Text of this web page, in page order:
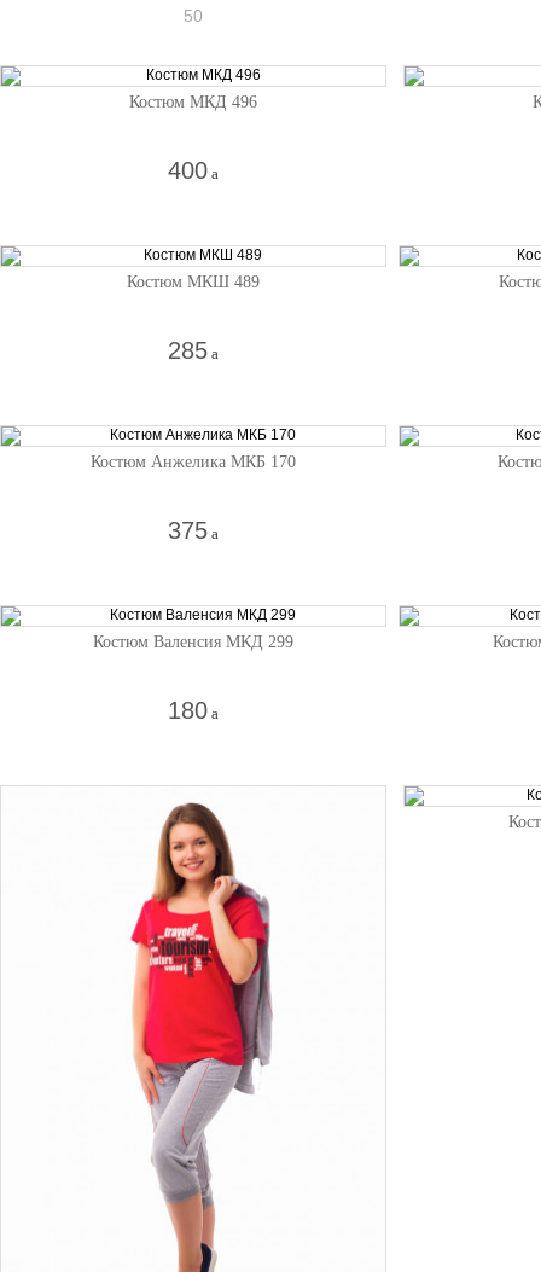
50
Костюм МКД 496
400 a
Костюм МКШ 489
285 a
Костюм Анжелика МКБ 170
375 a
Костюм Валенсия МКД 299
180 a